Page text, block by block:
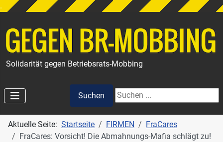
.
Solidarität gegen Betriebsrats-Mobbing
Suchen
Suchen
Aktuelle Seite: Startseite FIRMEN
FraCares
FraCares: Vorsicht! Die Abmahnungs-Mafia schlägt zu!